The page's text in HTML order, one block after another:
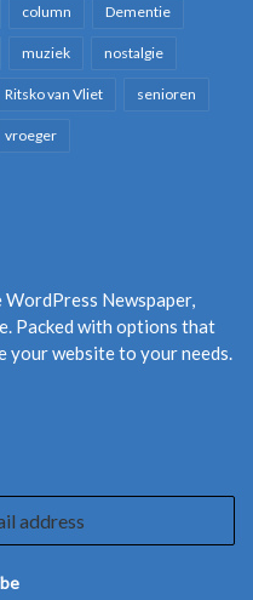
column Dementie
muziek nostalgie
Ritsko van Vliet senioren
vroeger
WordPress Newspaper,
Packed with options that
your website to your needs.